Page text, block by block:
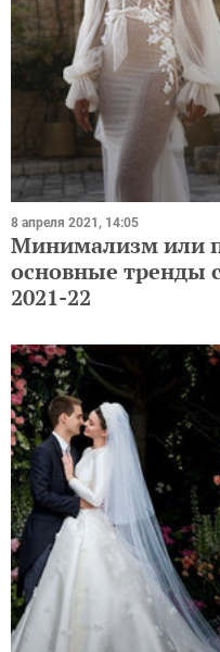
8 апреля 2021, 14:05
Минимализм или
основные тренды
2021-22